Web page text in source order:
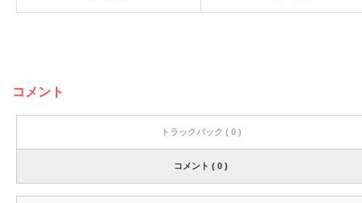
コメント
トラックバック ( 0 )
コメント ( 0 )